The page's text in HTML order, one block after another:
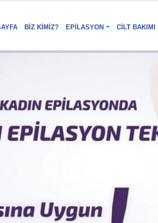
BIZ KIMIZ? EPILASYON CILT BAKIMI